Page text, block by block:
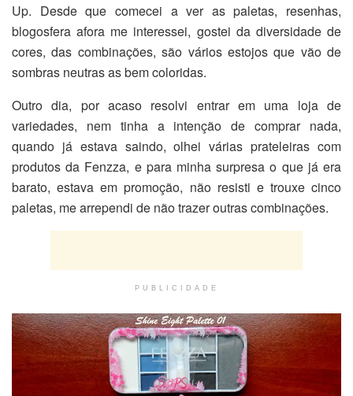
Up. Desde que comecei a ver as paletas, resenhas,
blogosfera afora me interessei, gostei da diversidade de
cores, das combinações, são vários estojos que vão de
sombras neutras as bem coloridas.
Outro dia, por acaso resolvi entrar em uma loja de
variedades, nem tinha a intenção de comprar nada,
quando já estava saindo, olhei várias prateleiras com
produtos da Fenzza, e para minha surpresa o que já era
barato, estava em promoção, não resisti e trouxe cinco
paletas, me arrependi de não trazer outras combinações.
PUBLICIDADE